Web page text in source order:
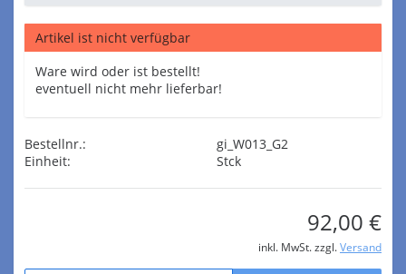
Artikel ist nicht verfügbar
Ware wird oder ist bestellt!
eventuell nicht mehr lieferbar!
Bestellnr.:
gi_W013_G2
Einheit:
Stck
92,00 €
inkl. MwSt. zzgl. Versand